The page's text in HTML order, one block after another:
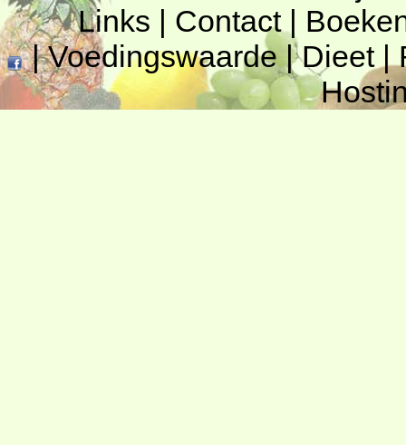
Links | Contact|
|Voedingswaarde|Dieet|